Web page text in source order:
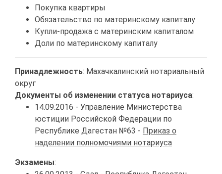
Покупка квартиры
Обязательство по материнскому капиталу
Купли-продажа с материнским капиталом
Доли по материнскому капиталу
Принадлежность: Махачкалинский нотариальный
округ
Документы об изменении статуса нотариуса:
14.09.2016 - Управление Министерства
юстиции Российской Федерации по
Республике Дагестан №63 - Приказ о
наделении полномочиями нотариуса
Экзамены: